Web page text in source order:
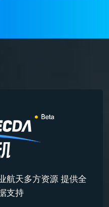
航天多方资源 提供全
支持